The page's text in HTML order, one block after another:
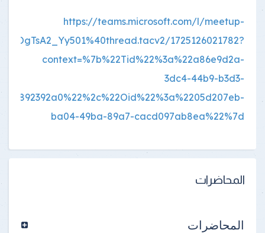
https://teams.microsoft.com/l/meetup-
1725126021782?
context=%7b%22Tid%22%3a%22a86e9d2a-
3dc4-44b9-b3d3-
ba04-49ba-89a7-cacd097ab8ea%22%7d
المحاضرات
المحاضرات